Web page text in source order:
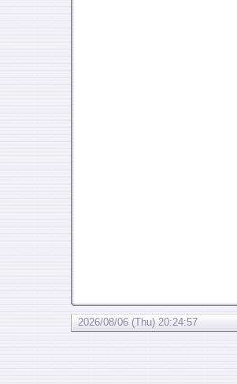
2026/08/06 (Thu) 20:24:57